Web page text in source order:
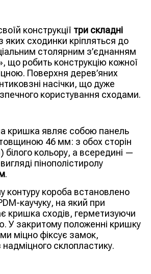
конструкції три складні
яких сходинки кріпляться до
столярним з’єднанням
що робить конструкцію кожної
Поверхня дерев’яних
насічки, що дуже
користування сходами.
кришка являє собою панель
46 мм: з обох сторін
кольору, а всередині —
пінополістиролу
.
контуру короба встановлено
каучуку, на який при
кришка сходів, герметизуючи
У закритому положенні кришку
міцно фіксує замок,
надміцного склопластику.